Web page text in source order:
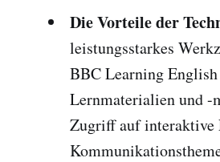
Die Vorteile der
leistungsstarkes
BBC Learning
Lernmaterialien und -
Zugriff auf interaktive